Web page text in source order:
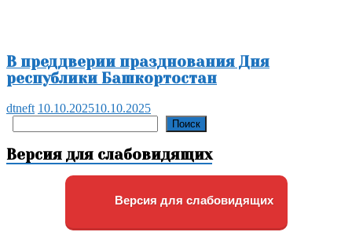
В преддверии празднования Дня
республики Башкортостан
dtneft 10.10.202510.10.2025
Поиск
Версия для слабовидящих
Версия для слабовидящих